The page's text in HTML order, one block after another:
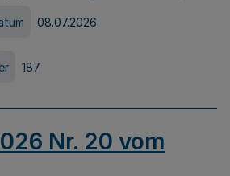
08.07.2026
187
Nr. 20 vom